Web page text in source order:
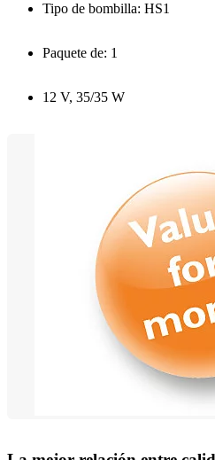
Tipo de bombilla: HS1
Paquete de: 1
12 V, 35/35 W